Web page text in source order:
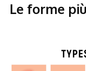
Le forme